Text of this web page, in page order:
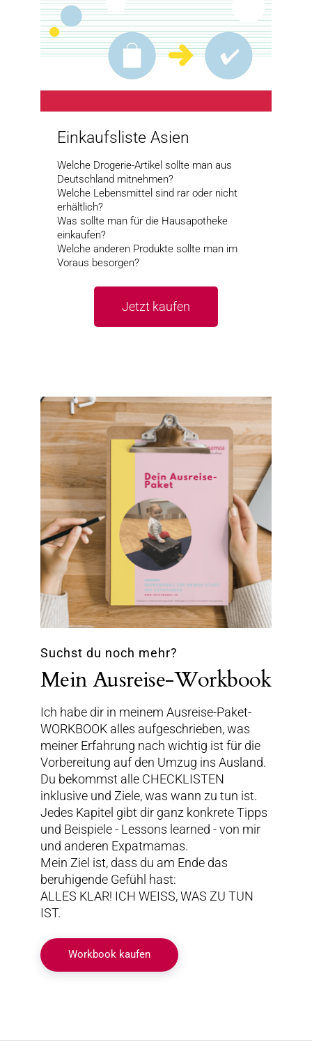
Einkaufsliste Asien
Welche Drogerie-Artikel sollte man aus
Deutschland mitnehmen?
Welche Lebensmittel sind rar oder nicht
erhältlich?
Was sollte man für die Hausapotheke
einkaufen?
Welche anderen Produkte sollte man im
Voraus besorgen?
Jetzt kaufen
Suchst du noch mehr?
Mein Ausreise-Workbook
Ich habe dir in meinem Ausreise-Paket-
WORKBOOK alles aufgeschrieben, was
meiner Erfahrung nach wichtig ist für die
Vorbereitung auf den Umzug ins Ausland.
Du bekommst alle CHECKLISTEN
inklusive und Ziele, was wann zu tun ist.
Jedes Kapitel gibt dir ganz konkrete Tipps
und Beispiele - Lessons learned - von mir
und anderen Expatmamas.
Mein Ziel ist, dass du am Ende das
beruhigende Gefühl hast:
ALLES KLAR! ICH WEISS, WAS ZU TUN
IST.
Workbook kaufen